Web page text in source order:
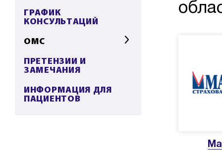
ГРАФИК
КОНСУЛЬТАЦИЙ
ОМС
ПРЕТЕНЗИИ И
ЗАМЕЧАНИЯ
ИНФОРМАЦИЯ ДЛЯ
ПАЦИЕНТОВ